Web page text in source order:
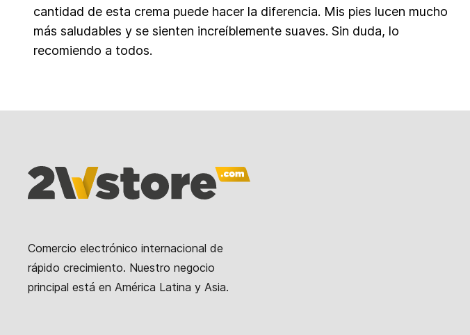
cantidad de esta crema puede hacer la diferencia. Mis pies lucen mucho
más saludables y se sienten increíblemente suaves. Sin duda, lo
recomiendo a todos.
Comercio electrónico internacional de
rápido crecimiento. Nuestro negocio
principal está en América Latina y Asia.